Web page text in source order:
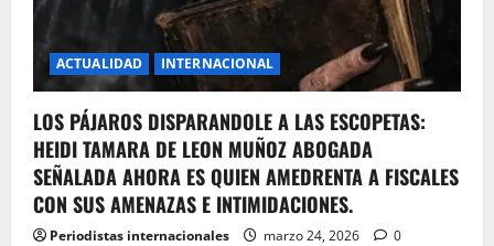
ACTUALIDAD INTERNACIONAL
LOS PÁJAROS DISPARANDOLE A LAS ESCOPETAS:
HEIDI TAMARA DE LEON MUÑOZ ABOGADA
SEÑALADA AHORA ES QUIEN AMEDRENTA A FISCALES
CON SUS AMENAZAS E INTIMIDACIONES.
Periodistas internacionales marzo 24, 2026 0